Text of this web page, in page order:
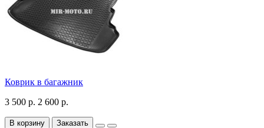
Коврик в багажник
3 500 р. 2 600 р.
В корзину Заказать